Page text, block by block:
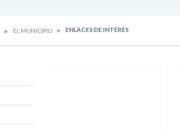
EL MUNICIPIO ENLACES DE INTERÉS